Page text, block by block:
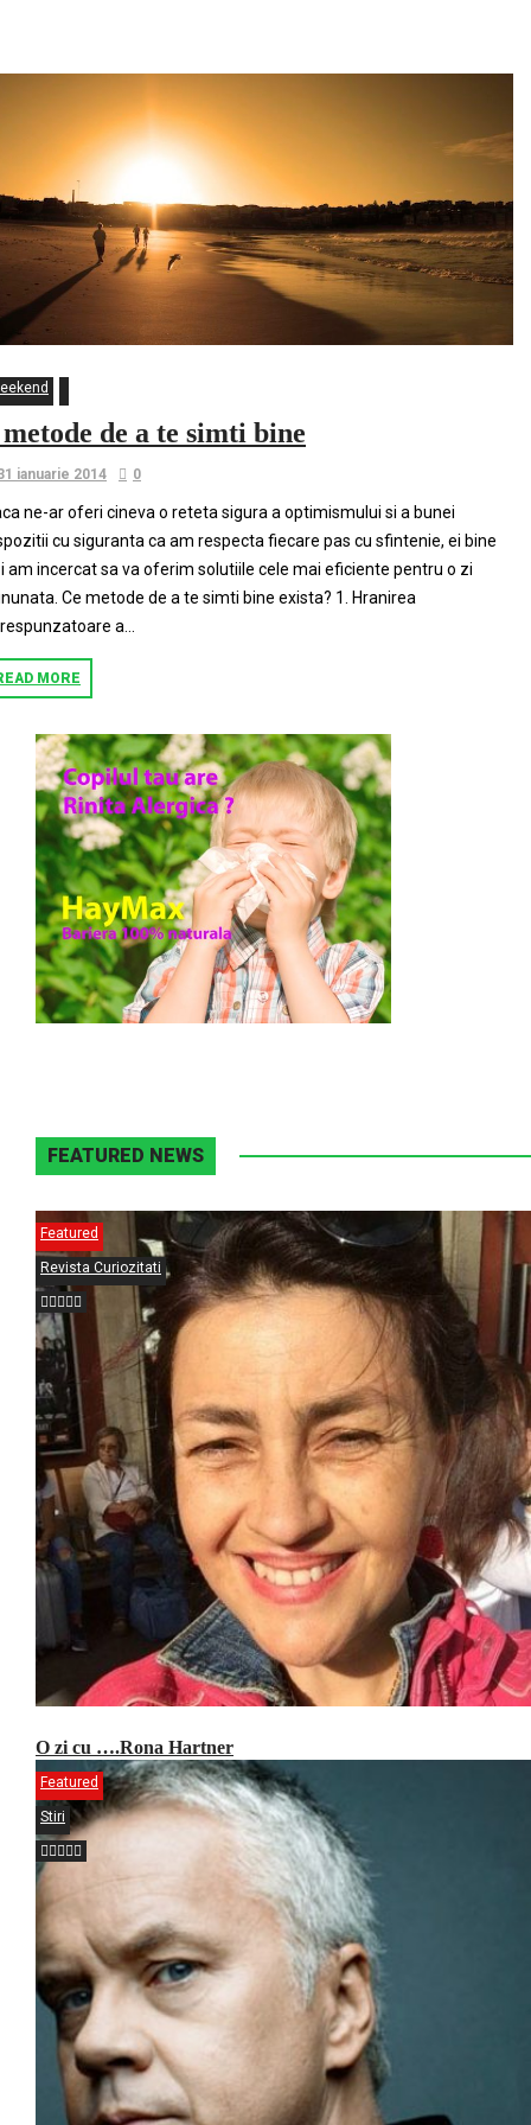
de a te simti bine
ianuarie 2014 0
ne-ar oferi cineva o reteta sigura a optimismului si a bunei
cu siguranta ca am respecta fiecare pas cu sfintenie, ei bine
am incercat sa va oferim solutiile cele mai eficiente pentru o zi
Ce metode de a te simti bine exista? 1. Hranirea
a...
MORE
FEATURED NEWS
Featured
Revista Curiozitati
O zi cu ….Rona Hartner
Featured
Stiri